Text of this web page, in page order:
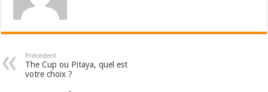
Précedent
The Cup ou Pitaya, quel est
votre choix ?